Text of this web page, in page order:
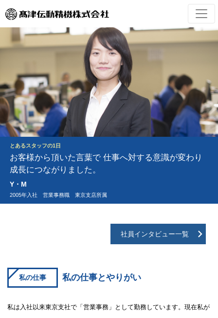
とあるスタッフの1日
お客様から頂いた言葉で 仕事へ対する意識が変わり
成長につながりました。
Y・M
2005年入社 営業事務職 東京支店所属
社員インタビュー一覧
私の仕事 私の仕事とやりがい
私は入社以来東京支社で「営業事務」として勤務しています。現在私が